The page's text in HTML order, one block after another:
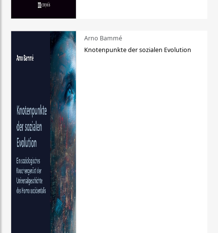
Arno Bammé
Knotenpunkte der sozialen Evolution